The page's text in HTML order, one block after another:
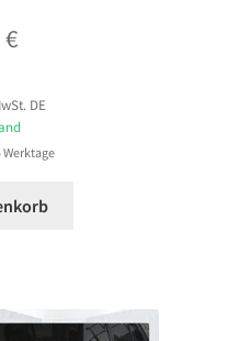
€
DE
Werktage